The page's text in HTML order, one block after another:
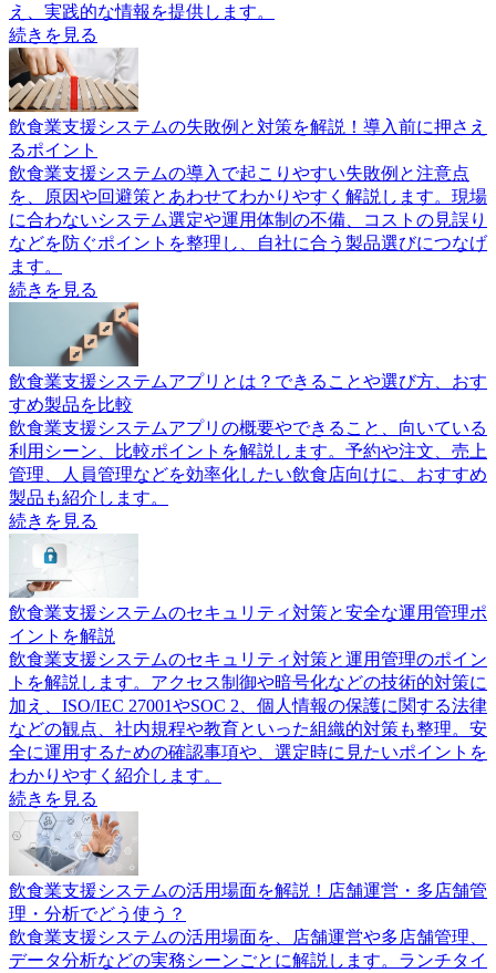
え、実践的な情報を提供します。
続きを見る
飲食業支援システムの失敗例と対策を解説！導入前に押さえ
るポイント
飲食業支援システムの導入で起こりやすい失敗例と注意点
を、原因や回避策とあわせてわかりやすく解説します。現場
に合わないシステム選定や運用体制の不備、コストの見誤り
などを防ぐポイントを整理し、自社に合う製品選びにつなげ
ます。
続きを見る
飲食業支援システムアプリとは？できることや選び方、おす
すめ製品を比較
飲食業支援システムアプリの概要やできること、向いている
利用シーン、比較ポイントを解説します。予約や注文、売上
管理、人員管理などを効率化したい飲食店向けに、おすすめ
製品も紹介します。
続きを見る
飲食業支援システムのセキュリティ対策と安全な運用管理ポ
イントを解説
飲食業支援システムのセキュリティ対策と運用管理のポイン
トを解説します。アクセス制御や暗号化などの技術的対策に
加え、ISO/IEC 27001やSOC 2、個人情報の保護に関する法律
などの観点、社内規程や教育といった組織的対策も整理。安
全に運用するための確認事項や、選定時に見たいポイントを
わかりやすく紹介します。
続きを見る
飲食業支援システムの活用場面を解説！店舗運営・多店舗管
理・分析でどう使う？
飲食業支援システムの活用場面を、店舗運営や多店舗管理、
データ分析などの実務シーンごとに解説します。ランチタイ